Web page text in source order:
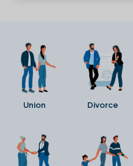
Union Divorce